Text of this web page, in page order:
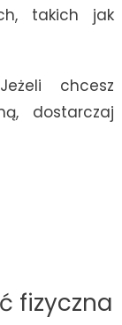
takich jak
chcesz
dostarczaj
fizyczna